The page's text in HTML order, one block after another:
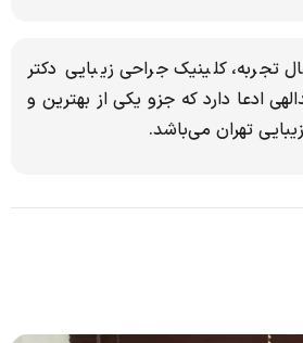
با 15 سال تجربه، کلینیک جراحی زیبایى دکتر
ادعا دارد که جزو یکى از بهترین و
تهران مى‌باشد.